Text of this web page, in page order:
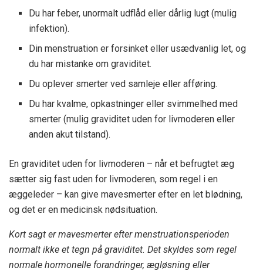
Du har feber, unormalt udflåd eller dårlig lugt (mulig
infektion).
Din menstruation er forsinket eller usædvanlig let, og
du har mistanke om graviditet.
Du oplever smerter ved samleje eller afføring.
Du har kvalme, opkastninger eller svimmelhed med
smerter (mulig graviditet uden for livmoderen eller
anden akut tilstand).
En graviditet uden for livmoderen – når et befrugtet æg
sætter sig fast uden for livmoderen, som regel i en
æggeleder – kan give mavesmerter efter en let blødning,
og det er en medicinsk nødsituation.
Kort sagt er mavesmerter efter menstruationsperioden
normalt ikke et tegn på graviditet. Det skyldes som regel
normale hormonelle forandringer, ægløsning eller